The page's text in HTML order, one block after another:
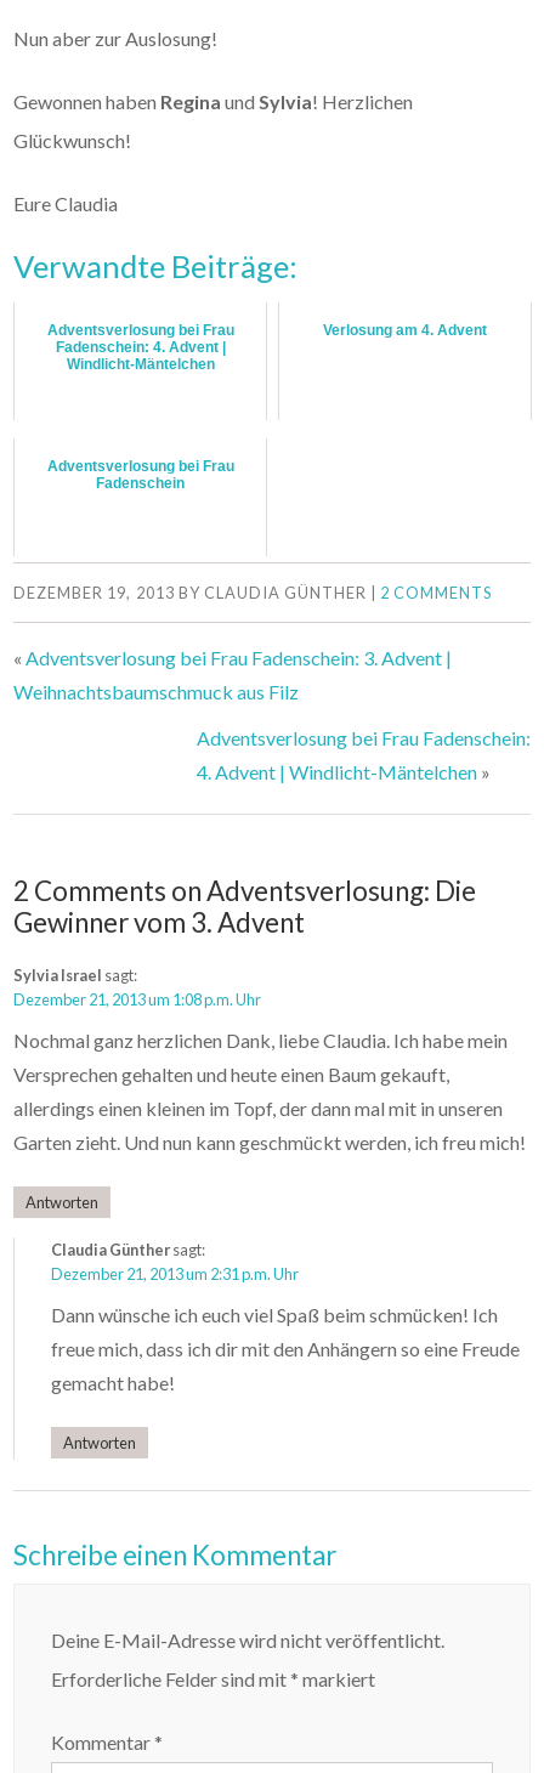
Nun aber zur Auslosung!
Gewonnen haben Regina und Sylvia! Herzlichen
Glückwunsch!
Eure Claudia
Verwandte Beiträge:
Adventsverlosung bei Frau
Fadenschein: 4. Advent |
Windlicht-Mäntelchen
Verlosung am 4. Advent
Adventsverlosung bei Frau
Fadenschein
DEZEMBER 19, 2013 BY CLAUDIA GÜNTHER | 2 COMMENTS
« Adventsverlosung bei Frau Fadenschein: 3. Advent |
Weihnachtsbaumschmuck aus Filz
Adventsverlosung bei Frau Fadenschein:
4. Advent | Windlicht-Mäntelchen»
2 Comments on Adventsverlosung: Die
Gewinner vom 3. Advent
Sylvia Israel sagt:
Dezember 21, 2013 um 1:08 p.m. Uhr
Nochmal ganz herzlichen Dank, liebe Claudia. Ich habe mein
Versprechen gehalten und heute einen Baum gekauft,
allerdings einen kleinen im Topf, der dann mal mit in unseren
Garten zieht. Und nun kann geschmückt werden, ich freu mich!
Antworten
Claudia Günthersagt:
Dezember 21, 2013 um 2:31 p.m. Uhr
Dann wünsche ich euch viel Spaß beim schmücken! Ich
freue mich, dass ich dir mit den Anhängern so eine Freude
gemacht habe!
Antworten
Schreibe einen Kommentar
Deine E-Mail-Adresse wird nicht veröffentlicht.
Erforderliche Felder sind mit* markiert
Kommentar*